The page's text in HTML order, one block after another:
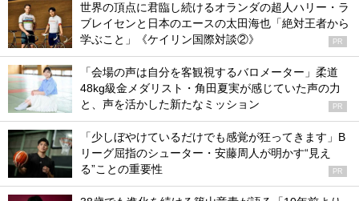
世界の頂点に君臨し続けるオランダの超人ハリー・ラ
ブレイセンと日本のエースの太田海也「絶対王者から
学ぶこと」《ケイリン国際対談②》
PR
「会場の声は自分を客観視するバロメーター」柔道
48kg級金メダリスト・角田夏実が感じていた声の力
と、声を活かした新たなミッション
PR
「少しぼやけているだけでも感覚が狂ってきます」B
リーグ屈指のシューター・安藤周人が明かす“見え
る”ことの重要性
PR